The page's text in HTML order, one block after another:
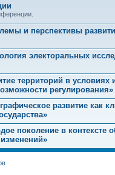
и перспективы
электоральных
территорий в
регулирования»
развитие как
поколение в контексте